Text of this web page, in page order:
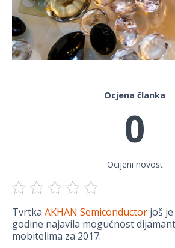
Ocjena članka
0
Ocijeni novost
Tvrtka AKHAN Semiconductor još
godine najavila mogućnost
mobitelima za 2017.